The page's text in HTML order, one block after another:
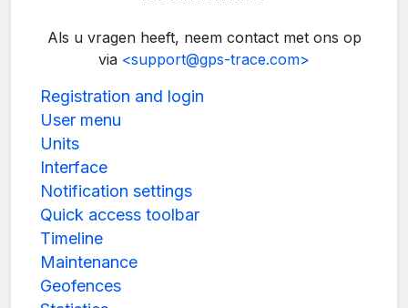
Als u vragen heeft, neem contact met ons op
via <support@gps-trace.com>
Registration and login
User menu
Units
Interface
Notification settings
Quick access toolbar
Timeline
Maintenance
Geofences